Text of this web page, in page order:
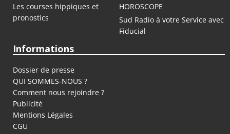
Les courses hippiques et
pronostics
HOROSCOPE
Sud Radio à votre Service avec
Fiducial
Informations
Dossier de presse
QUI SOMMES-NOUS ?
Comment nous rejoindre ?
Publicité
Mentions Légales
CGU